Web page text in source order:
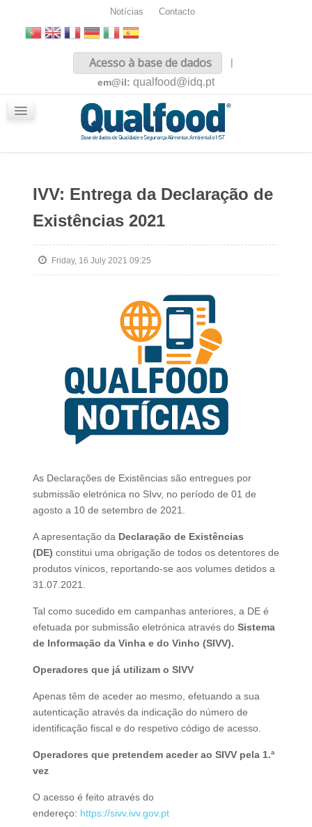
Notícias Contacto
Acesso à base de dados
|
em@il: qualfood@idq.pt
IVV: Entrega da Declaração de
Existências 2021
Friday, 16 July 2021 09:25
As Declarações de Existências são entregues por
submissão eletrónica no SIvv, no período de 01 de
agosto a 10 de setembro de 2021.
A apresentação da Declaração de Existências
(DE) constitui uma obrigação de todos os detentores de
produtos vínicos, reportando-se aos volumes detidos a
31.07.2021.
Tal como sucedido em campanhas anteriores, a DE é
efetuada por submissão eletrónica através do Sistema
de Informação da Vinha e do Vinho (SIVV).
Operadores que já utilizam o SIVV
Apenas têm de aceder ao mesmo, efetuando a sua
autenticação através da indicação do número de
identificação fiscal e do respetivo código de acesso.
Operadores que pretendem aceder ao SIVV pela 1.ª
vez
O acesso é feito através do
endereço: https://sivv.ivv.gov.pt